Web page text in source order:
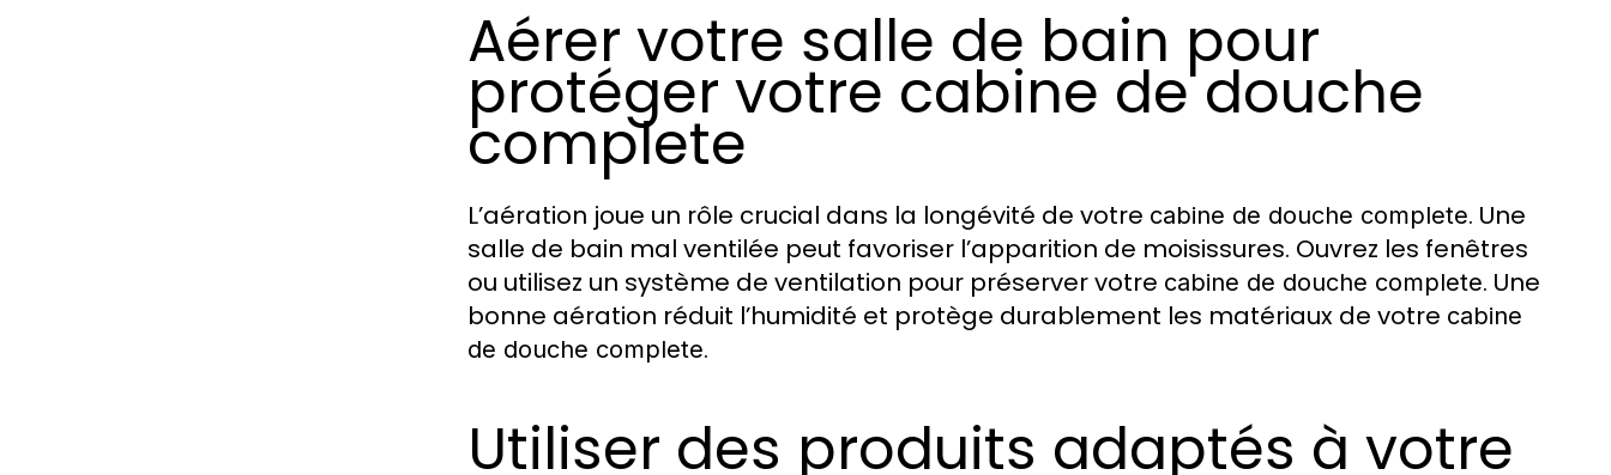
Aérer votre salle de bain pour
protéger votre cabine de douche
complete
L’aération joue un rôle crucial dans la longévité de votre cabine de douche complete. Une
salle de bain mal ventilée peut favoriser l’apparition de moisissures. Ouvrez les fenêtres
ou utilisez un système de ventilation pour préserver votre cabine de douche complete. Une
bonne aération réduit l’humidité et protège durablement les matériaux de votre cabine
de douche complete.
Utiliser des produits adaptés à votre